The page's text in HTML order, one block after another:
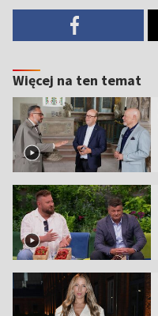
Więcej na ten temat